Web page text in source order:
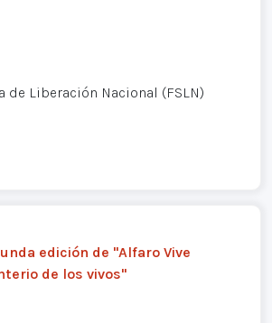
de Liberación Nacional (FSLN)
edición de "Alfaro Vive
de los vivos"